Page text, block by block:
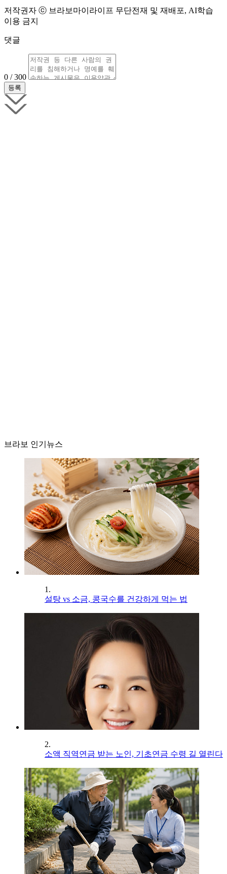
저작권자 ⓒ 브라보마이라이프 무단전재 및 재배포, AI학습
이용 금지
댓글
0 / 300
브라보 인기뉴스
1.
설탕 vs 소금, 콩국수를 건강하게 먹는 법
2.
소액 직역연금 받는 노인, 기초연금 수령 길 열린다